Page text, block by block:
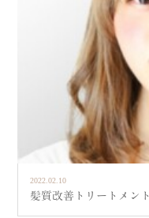
2022.02.10
髪質改善トリートメント